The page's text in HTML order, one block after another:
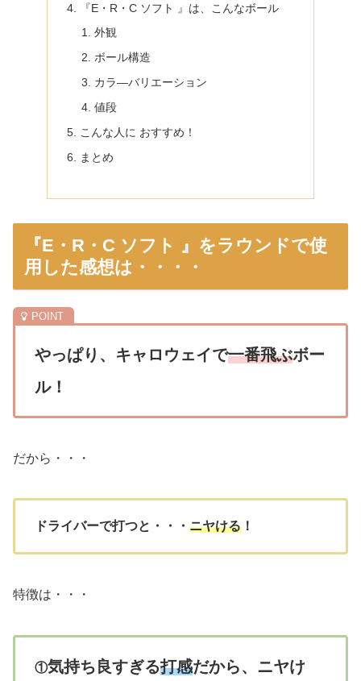
『E・R・C ソフト 』は、こんなボール
外観
ボール構造
カラ―バリエーション
値段
こんな人に おすすめ！
まとめ
『E・R・C ソフト 』をラウンドで使
用した感想は・・・・
やっぱり、キャロウェイで一番飛ぶボー
ル！
だから・・・
ドライバーで打つと・・・ ニヤける ！
特徴は・・・
①気持ち良すぎる打感だから、ニヤけ